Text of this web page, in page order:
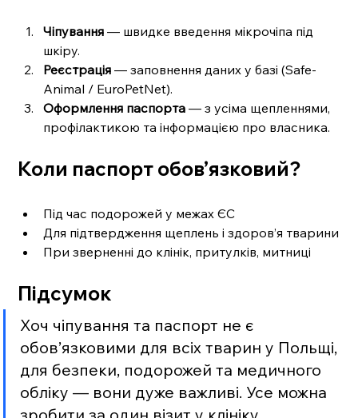
Чіпування — швидке введення мікрочіпа під
шкіру.
Реєстрація — заповнення даних у базі (Safe-
Animal / EuroPetNet).
Оформлення паспорта — з усіма щепленнями,
профілактикою та інформацією про власника.
Коли паспорт обов’язковий?
Під час подорожей у межах ЄС
Для підтвердження щеплень і здоров’я тварини
При зверненні до клінік, притулків, митниці
Підсумок
Хоч чіпування та паспорт не є
обов’язковими для всіх тварин у Польщі,
для безпеки, подорожей та медичного
обліку — вони дуже важливі. Усе можна